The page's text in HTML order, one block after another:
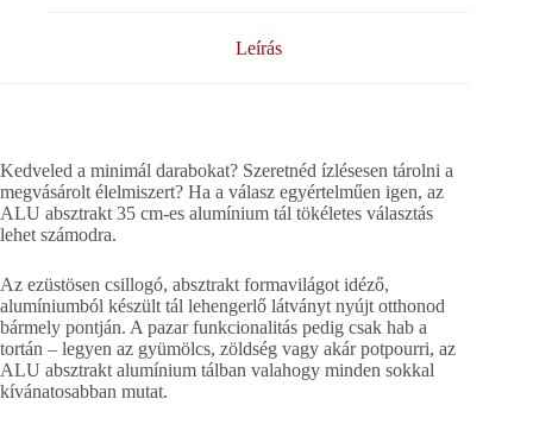
Leírás
Kedveled a minimál darabokat? Szeretnéd ízlésesen tárolni a
megvásárolt élelmiszert? Ha a válasz egyértelműen igen, az
ALU absztrakt 35 cm-es alumínium tál tökéletes választás
lehet számodra.
Az ezüstösen csillogó, absztrakt formavilágot idéző,
alumíniumból készült tál lehengerlő látványt nyújt otthonod
bármely pontján. A pazar funkcionalitás pedig csak hab a
tortán – legyen az gyümölcs, zöldség vagy akár potpourri, az
ALU absztrakt alumínium tálban valahogy minden sokkal
kívánatosabban mutat.